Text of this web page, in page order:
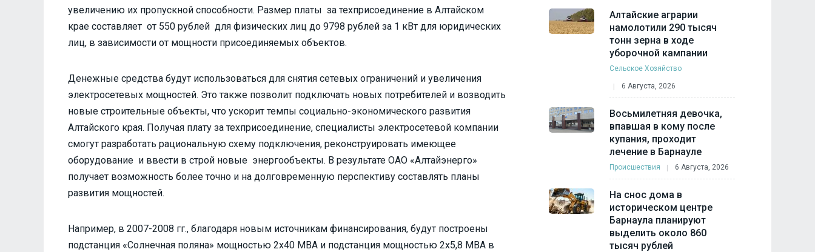
увеличению их пропускной способности. Размер платы за техприсоединение в Алтайском
крае составляет от 550 рублей для физических лиц до 9798 рублей за 1 кВт для юридических
лиц, в зависимости от мощности присоединяемых объектов.
Денежные средства будут использоваться для снятия сетевых ограничений и увеличения
электросетевых мощностей. Это также позволит подключать новых потребителей и возводить
новые строительные объекты, что ускорит темпы социально-экономического развития
Алтайского края. Получая плату за техприсоединение, специалисты электросетевой компании
смогут разработать рациональную схему подключения, реконструировать имеющее
оборудование и ввести в строй новые энергообъекты. В результате ОАО «Алтайэнерго»
получает возможность более точно и на долговременную перспективу составлять планы
развития мощностей.
Например, в 2007-2008 гг., благодаря новым источникам финансирования, будут построены
подстанция «Солнечная поляна» мощностью 2х40 МВА и подстанция мощностью 2х5,8 МВА в
Алтайские аграрии
намолотили 290 тысяч
тонн зерна в ходе
уборочной кампании
Сельское Хозяйство
6 Августа, 2026
Восьмилетняя девочка,
впавшая в кому после
купания, проходит
лечение в Барнауле
Происшествия 6 Августа, 2026
На снос дома в
историческом центре
Барнаула планируют
выделить около 860
тысяч рублей